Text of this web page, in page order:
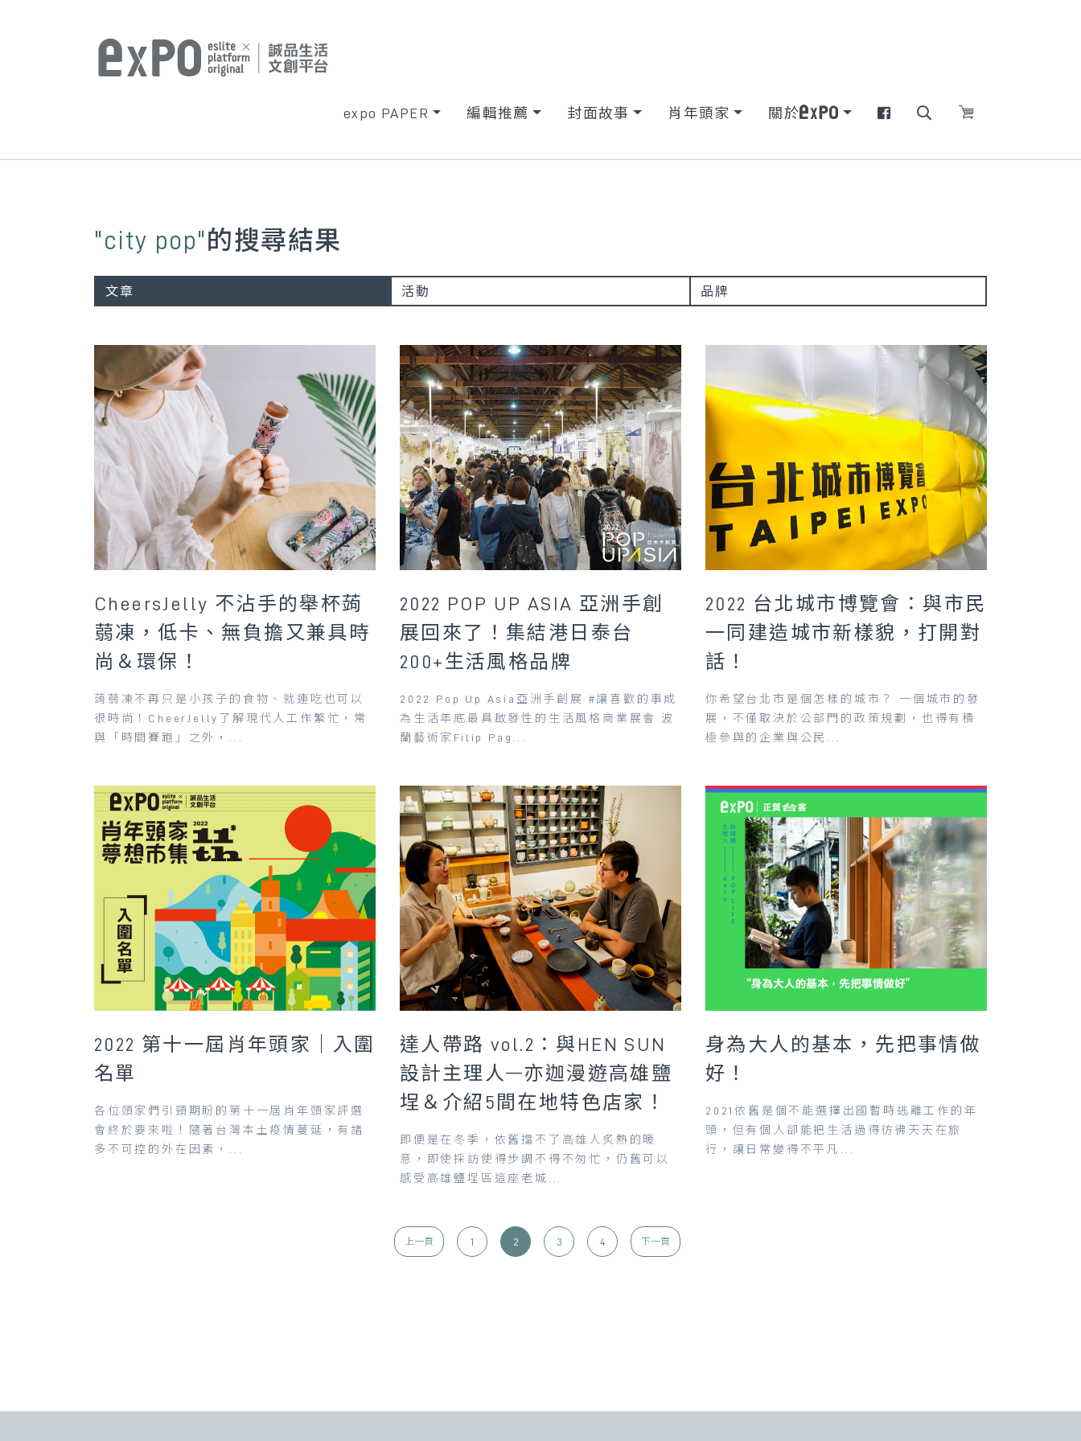
expo PAPER 編輯推薦 封面故事 肖年頭家 關於
"city pop"的搜尋結果
文章 活動 品牌
CheersJelly 不沾手的舉杯蒟
蒻凍，低卡、無負擔又兼具時
尚＆環保！
蒟蒻凍不再只是小孩子的食物、就連吃也可以
很時尚！CheerJelly了解現代人工作繁忙，常
與「時間賽跑」之外，...
2022 POP UP ASIA 亞洲手創
展回來了！集結港日泰台
200+生活風格品牌
2022 Pop Up Asia亞洲手創展 #讓喜歡的事成
為生活年底最具啟發性的生活風格商業展會 波
蘭藝術家Filip Pag...
2022 台北城市博覽會：與市民
一同建造城市新樣貌，打開對
話！
你希望台北市是個怎樣的城市？ 一個城市的發
展，不僅取決於公部門的政策規劃，也得有積
極參與的企業與公民...
2022 第十一屆肖年頭家｜入圍
名單
各位頭家們引頸期盼的第十一屆肖年頭家評選
會終於要來啦！隨著台灣本土疫情蔓延，有諸
多不可控的外在因素，...
達人帶路 vol.2：與HEN SUN
設計主理人—亦迦漫遊高雄鹽
埕＆介紹5間在地特色店家！
即便是在冬季，依舊擋不了高雄人炙熱的暖
意，即使採訪使得步調不得不匆忙，仍舊可以
感受高雄鹽埕區這座老城...
身為大人的基本，先把事情做
好！
2021依舊是個不能選擇出國暫時逃離工作的年
頭，但有個人卻能把生活過得彷彿天天在旅
行，讓日常變得不平凡...
上一頁 1 2 3 4 下一頁